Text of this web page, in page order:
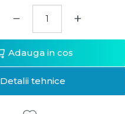
− +
Adauga in cos
Detalii tehnice